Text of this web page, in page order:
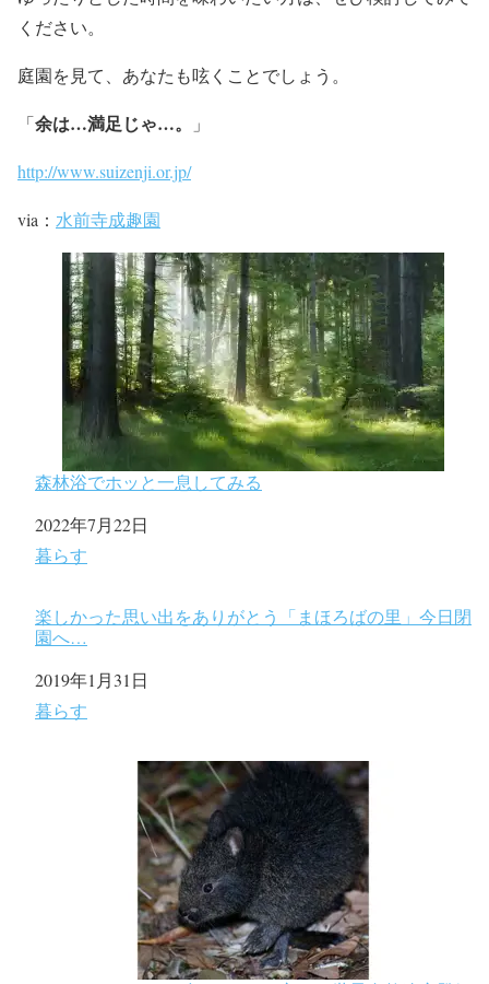
ください。
庭園を見て、あなたも呟くことでしょう。
「余は…満足じゃ…。 」
http://www.suizenji.or.jp/
via： 水前寺成趣園
森林浴でホッと一息してみる
日付
2022年7月22日
関連理由
暮らす
楽しかった思い出をありがとう「まほろばの里」今日閉
園へ…
日付
2019年1月31日
関連理由
暮らす